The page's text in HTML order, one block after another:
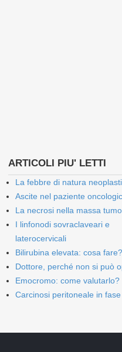
ARTICOLI PIU' LETTI
La febbre di natura
Ascite nel paziente
La necrosi nella massa
I linfonodi sovraclaveari e
laterocervicali
Bilirubina elevata: cosa fare?
Dottore, perché non si può
Emocromo: come valutarlo?
Carcinosi peritoneale in